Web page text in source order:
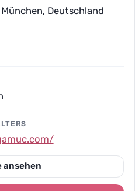
Deutschland
ansehen